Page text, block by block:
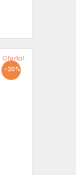
-20%
Oferta!